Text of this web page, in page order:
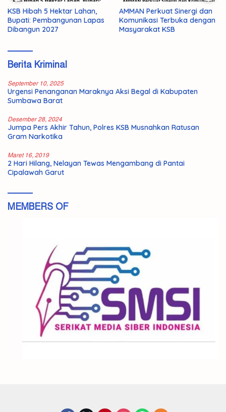
AMMAN Perkuat Sinergi dan
Komunikasi Terbuka dengan
Masyarakat KSB
Pemuda 19 Tahun di Taliwang
Ditemukan Tewas, Polisi
Selidiki Dugaan Bunuh Diri
Berita Kriminal
September 10, 2025
Urgensi Penanganan Maraknya Aksi Begal di Kabupaten
Sumbawa Barat
Desember 28, 2024
Jumpa Pers Akhir Tahun, Polres KSB Musnahkan Ratusan
Gram Narkotika
Maret 16, 2019
2 Hari Hilang, Nelayan Tewas Mengambang di Pantai
Cipalawah Garut
MEMBERS OF